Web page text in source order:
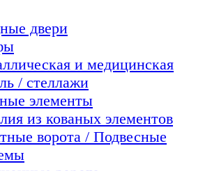
двери
и медицинская
/ стеллажи
элементы
из кованых элементов
ворота / Подвесные